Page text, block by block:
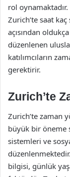
rol oynamaktadır.
Zurich’te saat
açısından
düzenlenen
katılımcıların
gerektirir.
Zurich’te
Zurich’te zaman
büyük bir öneme
sistemleri ve
bilgisi, günlük